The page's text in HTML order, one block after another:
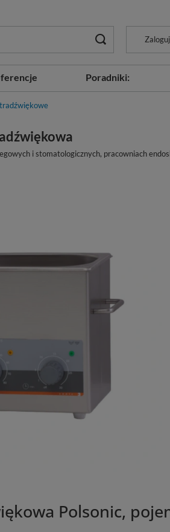
Poradniki:
i stomatologicznych, pracowniach
Polsonic,